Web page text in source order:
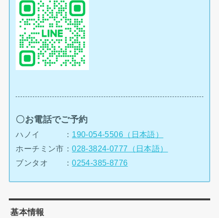
〇お電話でご予約
ハノイ ： 190-054-5506（日本語）
ホーチミン市：028-3824-0777（日本語）
ブンタオ ：0254-385-8776
基本情報